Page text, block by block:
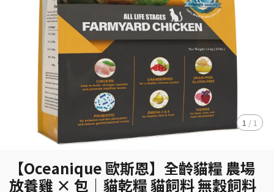
1 / 1
【Oceanique 歐斯恩】全齡貓糧 農場
放養雞 × 包｜貓乾糧 貓飼料 無穀飼料